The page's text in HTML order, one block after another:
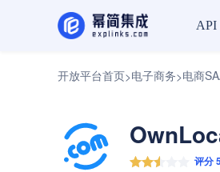
API
开放平台首页>电子商务>电商
评分